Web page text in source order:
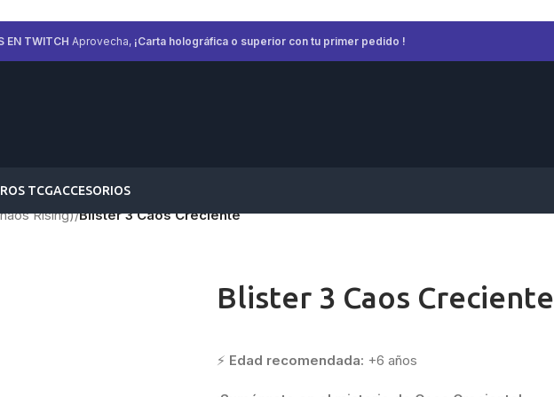
EN TWITCH Aprovecha, ¡Carta holográfica o superior con tu primer pedido !
TCGACCESORIOS
Rising)/Blister 3 Caos Creciente
Blister 3 Caos Creciente
⚡ Edad recomendada: +6 años